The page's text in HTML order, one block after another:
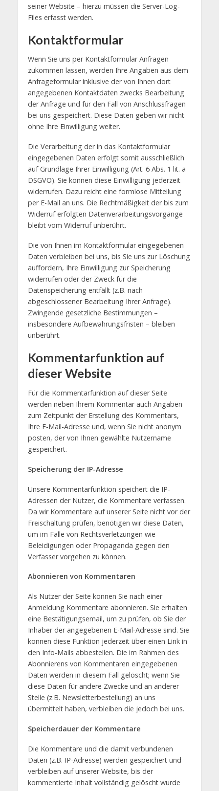
seiner Website – hierzu müssen die Server-Log-
Files erfasst werden.
Kontaktformular
Wenn Sie uns per Kontaktformular Anfragen
zukommen lassen, werden Ihre Angaben aus dem
Anfrageformular inklusive der von Ihnen dort
angegebenen Kontaktdaten zwecks Bearbeitung
der Anfrage und für den Fall von Anschlussfragen
bei uns gespeichert. Diese Daten geben wir nicht
ohne Ihre Einwilligung weiter.
Die Verarbeitung der in das Kontaktformular
eingegebenen Daten erfolgt somit ausschließlich
auf Grundlage Ihrer Einwilligung (Art. 6 Abs. 1 lit. a
DSGVO). Sie können diese Einwilligung jederzeit
widerrufen. Dazu reicht eine formlose Mitteilung
per E-Mail an uns. Die Rechtmäßigkeit der bis zum
Widerruf erfolgten Datenverarbeitungsvorgänge
bleibt vom Widerruf unberührt.
Die von Ihnen im Kontaktformular eingegebenen
Daten verbleiben bei uns, bis Sie uns zur Löschung
auffordern, Ihre Einwilligung zur Speicherung
widerrufen oder der Zweck für die
Datenspeicherung entfällt (z.B. nach
abgeschlossener Bearbeitung Ihrer Anfrage).
Zwingende gesetzliche Bestimmungen –
insbesondere Aufbewahrungsfristen – bleiben
unberührt.
Kommentarfunktion auf
dieser Website
Für die Kommentarfunktion auf dieser Seite
werden neben Ihrem Kommentar auch Angaben
zum Zeitpunkt der Erstellung des Kommentars,
Ihre E-Mail-Adresse und, wenn Sie nicht anonym
posten, der von Ihnen gewählte Nutzername
gespeichert.
Speicherung der IP-Adresse
Unsere Kommentarfunktion speichert die IP-
Adressen der Nutzer, die Kommentare verfassen.
Da wir Kommentare auf unserer Seite nicht vor der
Freischaltung prüfen, benötigen wir diese Daten,
um im Falle von Rechtsverletzungen wie
Beleidigungen oder Propaganda gegen den
Verfasser vorgehen zu können.
Abonnieren von Kommentaren
Als Nutzer der Seite können Sie nach einer
Anmeldung Kommentare abonnieren. Sie erhalten
eine Bestätigungsemail, um zu prüfen, ob Sie der
Inhaber der angegebenen E-Mail-Adresse sind. Sie
können diese Funktion jederzeit über einen Link in
den Info-Mails abbestellen. Die im Rahmen des
Abonnierens von Kommentaren eingegebenen
Daten werden in diesem Fall gelöscht; wenn Sie
diese Daten für andere Zwecke und an anderer
Stelle (z.B. Newsletterbestellung) an uns
übermittelt haben, verbleiben die jedoch bei uns.
Speicherdauer der Kommentare
Die Kommentare und die damit verbundenen
Daten (z.B. IP-Adresse) werden gespeichert und
verbleiben auf unserer Website, bis der
kommentierte Inhalt vollständig gelöscht wurde